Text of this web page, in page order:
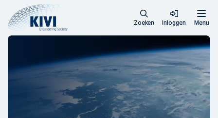
Zoeken Inloggen Menu